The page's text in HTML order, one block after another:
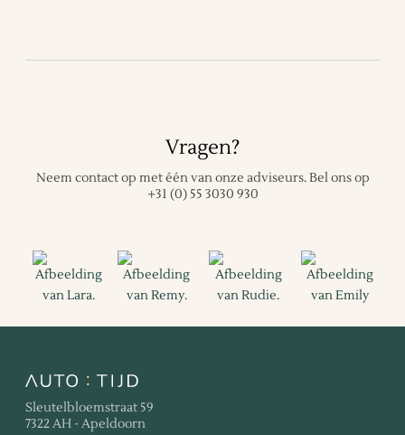
Vragen?
Neem contact op met één van onze adviseurs.Bel ons op
+31 (0) 55 3030 930
Sleutelbloemstraat 59
7322 AH - Apeldoorn